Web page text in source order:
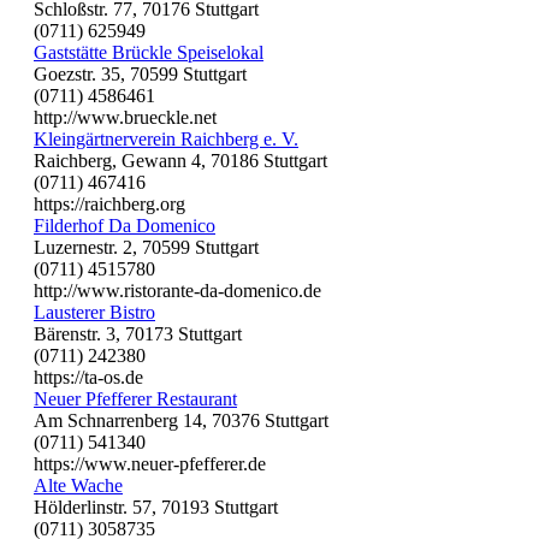
Schloßstr. 77, 70176 Stuttgart
(0711) 625949
Gaststätte Brückle Speiselokal
Goezstr. 35, 70599 Stuttgart
(0711) 4586461
http://www.brueckle.net
Kleingärtnerverein Raichberg e. V.
Raichberg, Gewann 4, 70186 Stuttgart
(0711) 467416
https://raichberg.org
Filderhof Da Domenico
Luzernestr. 2, 70599 Stuttgart
(0711) 4515780
http://www.ristorante-da-domenico.de
Lausterer Bistro
Bärenstr. 3, 70173 Stuttgart
(0711) 242380
https://ta-os.de
Neuer Pfefferer Restaurant
Am Schnarrenberg 14, 70376 Stuttgart
(0711) 541340
https://www.neuer-pfefferer.de
Alte Wache
Hölderlinstr. 57, 70193 Stuttgart
(0711) 3058735